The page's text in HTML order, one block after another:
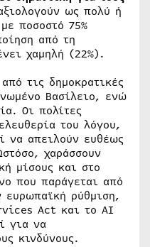
ως πολύ ή
ποσοστό 75%
από τη
χαμηλή (22%).
τις δημοκρατικές
Βασίλειο, ενώ
Οι πολίτες
του λόγου,
να απειλούν ευθέως
χαράσσουν
μίσους και στο
που παράγεται από
ευρωπαϊκή ρύθμιση,
Act και το AI
για να
κινδύνους.